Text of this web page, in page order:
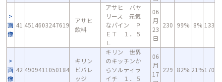
画
像
41 4514603247619
アサヒ
飲料
アサヒ バヤ
リース 元気
なパイン Ｐ
ＥＴ １．５
Ｌ
06
月
23
日
230 99% 8% 133
画
像
42 4909411050184
キリン
ビバレ
ッジ
キリン 世界
のキッチンか
らソルティラ
イチ １．５
06
月
17
229 82% 21%170